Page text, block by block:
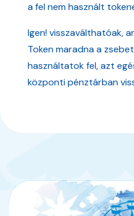
a fel nem használt
Igen! visszaválthatóak,
Token maradna a
használtatok fel, azt
központi pénztárban